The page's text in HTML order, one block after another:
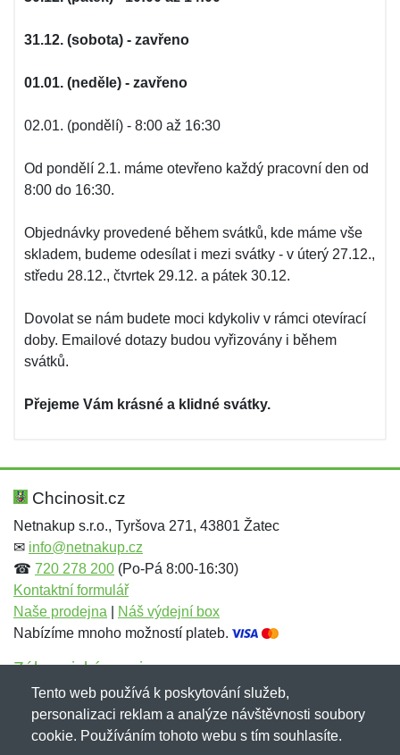
31.12. (sobota) - zavřeno
01.01. (neděle) - zavřeno
02.01. (pondělí) - 8:00 až 16:30
Od pondělí 2.1. máme otevřeno každý pracovní den od
8:00 do 16:30.
Objednávky provedené během svátků, kde máme vše
skladem, budeme odesílat i mezi svátky - v úterý 27.12.,
středu 28.12., čtvrtek 29.12. a pátek 30.12.
Dovolat se nám budete moci kdykoliv v rámci otevírací
doby. Emailové dotazy budou vyřizovány i během
svátků.
Přejeme Vám krásné a klidné svátky.
Chcinosit.cz
Netnakup s.r.o., Tyršova 271, 43801 Žatec
✉ info@netnakup.cz
☎ 720 278 200 (Po-Pá 8:00-16:30)
Kontaktní formulář
Naše prodejna
Náš výdejní box
Nabízíme mnoho možností plateb.
Zákaznický servis
Novinky emailem
Tento web používá k poskytování služeb,
personalizaci reklam a analýze návštěvnosti soubory
cookie. Používáním tohoto webu s tím souhlasíte.